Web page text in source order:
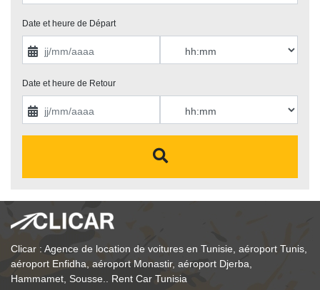
Date et heure de Départ
Date et heure de Retour
Clicar : Agence de location de voitures en Tunisie, aéroport Tunis,
aéroport Enfidha, aéroport Monastir, aéroport Djerba,
Hammamet, Sousse.. Rent Car Tunisia